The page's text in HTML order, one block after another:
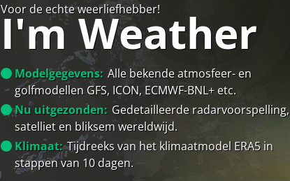
Voor de echte weerliefhebber!
I'm Weather
Modelgegevens: Alle bekende atmosfeer- en
golfmodellen GFS, ICON, ECMWF-BNL+ etc.
Nu uitgezonden: Gedetailleerde radarvoorspelling,
satelliet en bliksem wereldwijd.
Klimaat: Tijdreeks van het klimaatmodel ERA5 in
stappen van 10 dagen.